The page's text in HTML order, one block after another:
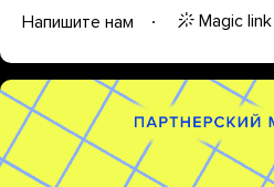
Напишите нам
Magic link